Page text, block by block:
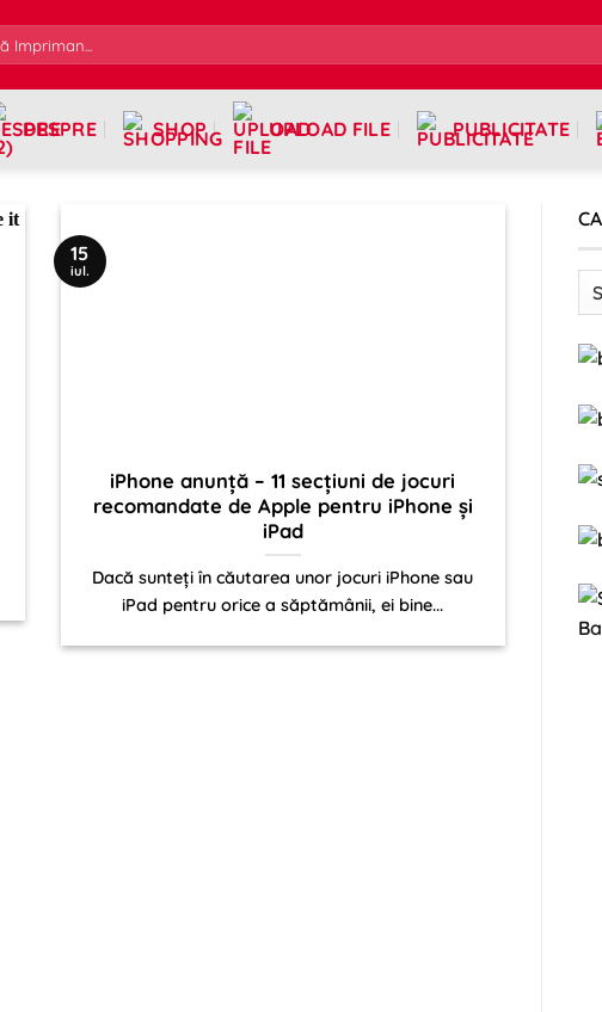
DESPRE SHOP UPLOAD FILE PUBLICITATE
iPhone anunță – 11 secțiuni de jocuri
recomandate de Apple pentru iPhone și
iPad
Dacă sunteți în căutarea unor jocuri iPhone sau
iPad pentru orice a săptămânii, ei bine...
15
iul.